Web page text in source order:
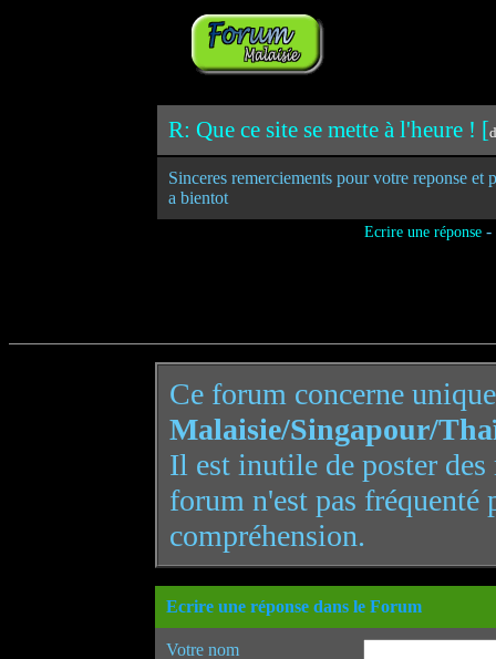
R: Que ce site se mette à l'heure ! [
Sinceres remerciements pour votre reponse et
a bientot
Ecrire une réponse-
Ce forum concerne
Malaisie/Singapour/
Il est inutile de poster
forum n'est pas
compréhension.
Ecrire une réponse dans le Forum
Votre nom